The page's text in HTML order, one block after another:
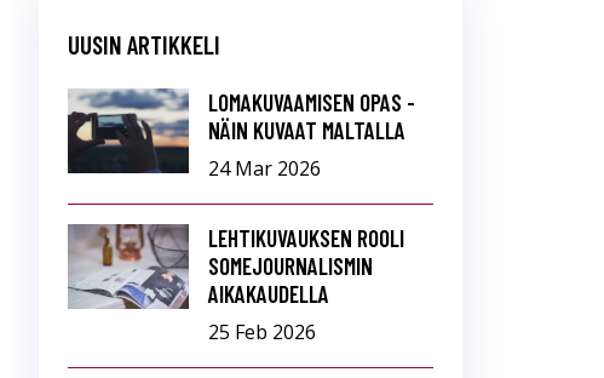
UUSIN ARTIKKELI
LOMAKUVAAMISEN OPAS -
NÄIN KUVAAT MALTALLA
24 Mar 2026
LEHTIKUVAUKSEN ROOLI
SOMEJOURNALISMIN
AIKAKAUDELLA
25 Feb 2026